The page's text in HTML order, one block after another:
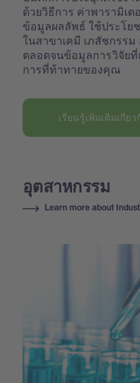
ด้วยวิธีการ ค่าพารามิเต
ข้อมูลผลลัพธ์ ใช้ประโย
ในสาขาเคมี เภสัชกรร
ตลอดจนข้อมูลการวิจัย
การที่ท้าทายของคุณ
เรียนรู้เพิ่มเติมเกี่ย
อุตสาหกรรม
Learn more about